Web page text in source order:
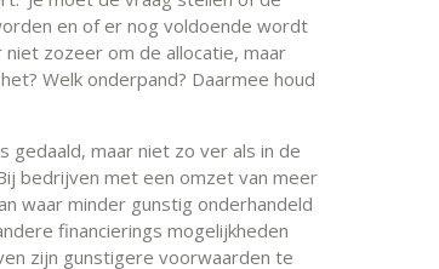
en of er nog voldoende wordt
zozeer om de allocatie, maar
Welk onderpand? Daarmee houd
gedaald, maar niet zo ver als in de
bedrijven met een omzet van meer
waar minder gunstig onderhandeld
financierings mogelijkheden
zijn gunstigere voorwaarden te